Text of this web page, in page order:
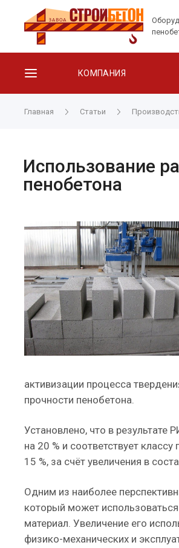
КОМПАНИЯ
Главная Статьи
Использование
пенобетона
активизации процесса
прочности пенобетона.
Установлено, что в
на 20 % и соответствует
15 %, за счёт увеличения в
Одним из наиболее
который может
материал. Увеличение его
физико-механических и